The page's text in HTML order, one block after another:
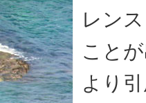
レン
こと
より引